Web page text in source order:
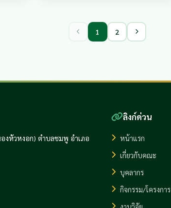
1 2
งหัวหงอก) ตำบลชมพู อำเภอ
ลิงก์ด่วน
หน้าแรก
เกี่ยวกับคณะ
บุคลากร
กิจกรรม/โครงการ